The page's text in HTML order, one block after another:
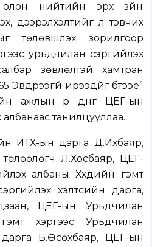
олон нийтийн эрх зүйн
дээрэлхэлтийг үл тэвчих
төлөвшүүлэх зорилгоор
урьдчилан сэргийлэх
зөвлөлтэй хамтран
Эвдрээгүй ирээдүйг бүтээе”
ажлын үр дүнг ЦЕГ-ын
танилцууллаа.
ИТХ-ын дарга Д.Ихбаяр,
Л.Хосбаяр, ЦЕГ-
албаны Хүүхдийн гэмт
хэлтсийн дарга,
ЦЕГ-ын Урьдчилан
хэргээс Урьдчилан
Б.Өсөхбаяр, ЦЕГ-ын